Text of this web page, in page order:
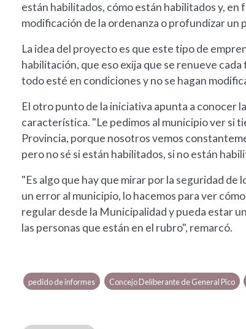
están habilitados, cómo están habilitados y,
modificación de la ordenanza o profundizar un
La idea del proyecto es que este tipo de
habilitación, que eso exija que se renueve
todo esté en condiciones y no se hagan
El otro punto de la iniciativa apunta a conocer
característica. "Le pedimos al municipio ver si
Provincia, porque nosotros vemos
pero no sé si están habilitados, si no están
"Es algo que hay que mirar por la seguridad de
un error al municipio, lo hacemos para ver
regular desde la Municipalidad y pueda estar
las personas que están en el rubro", remarcó.
pedido de informes Concejo Deliberante de General Pico